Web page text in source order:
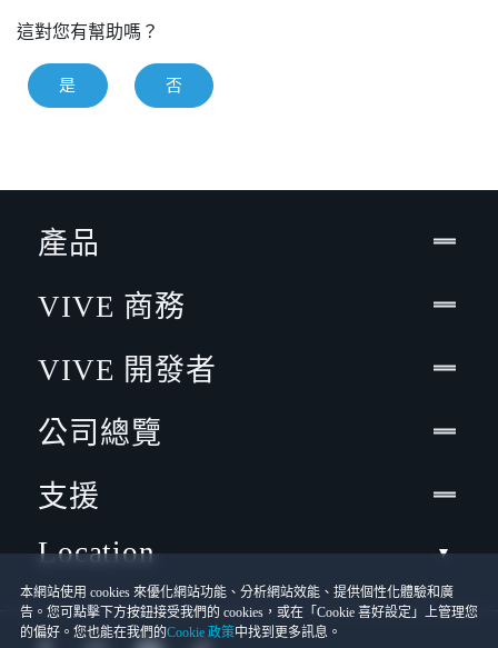
這對您有幫助嗎？
是 否
本網站使用 cookies 來優化網站功能、分析網站效能、提供個性化體驗和廣
告。您可點擊下方按鈕接受我們的 cookies，或在「Cookie 喜好設定」上管理您
的偏好。您也能在我們的Cookie 政策中找到更多訊息。
產品
VIVE 商務
VIVE 開發者
公司總覽
支援
Location